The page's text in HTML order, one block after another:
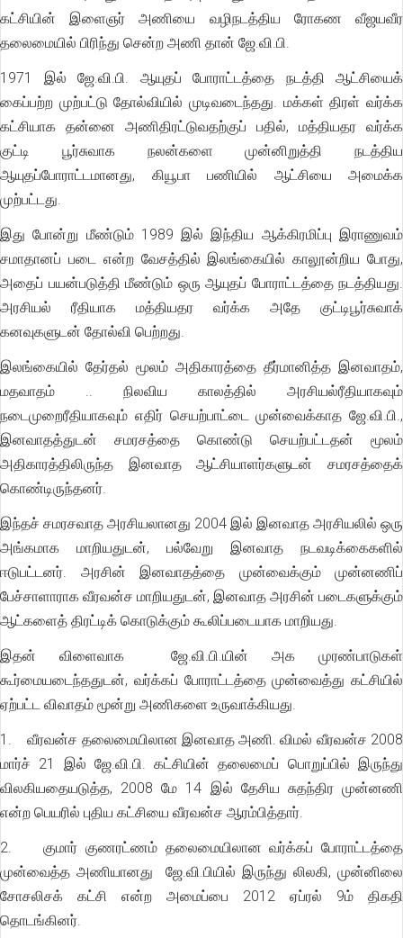
கட்சியின் இளைஞர் அணியை வழிநடத்திய ரோகண வீஜயவீர
தலைமையில் பிரிந்து சென்ற அணி தான் ஜே.வி.பி.
1971 இல் ஜே.வி.பி. ஆயுதப் போராட்டத்தை நடத்தி ஆட்சியைக்
கைப்பற்ற முற்பட்டு தோல்வியில் முடிவடைந்தது. மக்கள் திரள் வர்க்க
கட்சியாக தன்னை அணிதிரட்டுவதற்குப் பதில், மத்தியதர வர்க்க
குட்டி பூர்சுவாக நலன்களை முன்னிறுத்தி நடத்திய
ஆயுதப்போராட்டமானது, கியூபா பணியில் ஆட்சியை அமைக்க
முற்பட்டது.
இது போன்று மீண்டும் 1989 இல் இந்திய ஆக்கிரமிப்பு இராணுவம்
சமாதானப் படை என்ற வேசத்தில் இலங்கையில் காலூன்றிய போது,
அதைப் பயன்படுத்தி மீண்டும் ஒரு ஆயுதப் போராட்டத்தை நடத்தியது.
அரசியல் ரீதியாக மத்தியதர வர்க்க அதே குட்டிபூர்சுவாக்
கனவுகளுடன் தோல்வி பெற்றது.
இலங்கையில் தேர்தல் மூலம் அதிகாரத்தை தீர்மானித்த இனவாதம்,
மதவாதம் .. நிலவிய காலத்தில் அரசியல்ரீதியாகவும்
நடைமுறைரீதியாகவும் எதிர் செயற்பாட்டை முன்வைக்காத ஜே.வி.பி.,
இனவாதத்துடன் சமரசத்தை கொண்டு செயற்பட்டதன் மூலம்
அதிகாரத்திலிருந்த இனவாத ஆட்சியாளர்களுடன் சமரசத்தைக்
கொண்டிருந்தனர்.
இந்தச் சமரசவாத அரசியலானது 2004 இல் இனவாத அரசியலில் ஒரு
அங்கமாக மாறியதுடன், பல்வேறு இனவாத நடவடிக்கைகளில்
ஈடுபட்டனர். அரசின் இனவாதத்தை முன்வைக்கும் முன்னணிப்
பேச்சாளாராக வீரவன்ச மாறியதுடன், இனவாத அரசின் படைகளுக்கும்
ஆட்களைத் திரட்டிக் கொடுக்கும் கூலிப்படையாக மாறியது.
இதன் விளைவாக ஜே.வி.பி.யின் அக முரண்பாடுகள்
கூர்மையடைந்ததுடன், வர்க்கப் போராட்டத்தை முன்வைத்து கட்சியில்
ஏற்பட்ட விவாதம் மூன்று அணிகளை உருவாக்கியது.
1. வீரவன்ச தலைமையிலான இனவாத அணி. விமல் வீரவன்ச 2008
மார்ச் 21 இல் ஜே.வி.பி. கட்சியின் தலைமைப் பொறுப்பில் இருந்து
விலகியதையடுத்த, 2008 மே 14 இல் தேசிய சுதந்திர முன்னணி
என்ற பெயரில் புதிய கட்சியை வீரவன்ச ஆரம்பித்தார்.
2. குமார் குணரட்ணம் தலைமையிலான வர்க்கப் போராட்டத்தை
முன்வைத்த அணியானது ஜே.வி.பியில் இருந்து லிலகி, முன்னிலை
சோசலிசக் கட்சி என்ற அமைப்பை 2012 ஏப்ரல் 9ம் திகதி
தொடங்கினர்.